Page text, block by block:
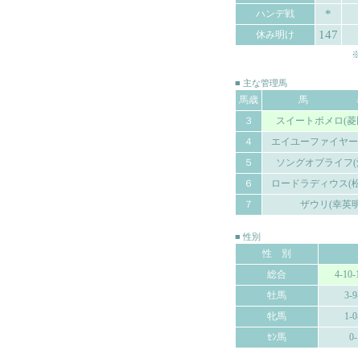
ハンデ戦 *
休み明け 147
■ 主な管理馬
馬歳 馬
３
スイートポメロ(
４
エイユーファイヤ
５
ソングオブライフ
６
ロードラディウス(
７
ザウリ(幸英
■ 性別
性 別
総合
4-10-
牡馬 3-
牝馬 1-
ｾﾝ馬